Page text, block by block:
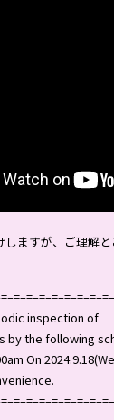
ますが、ご理解
inspection of
by the following
On